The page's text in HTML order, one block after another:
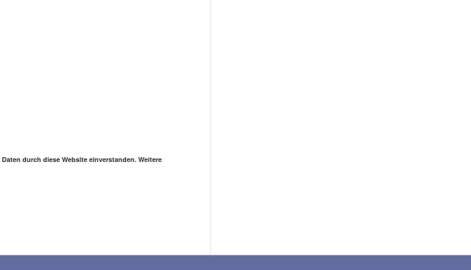
durch diese Website einverstanden. Weitere